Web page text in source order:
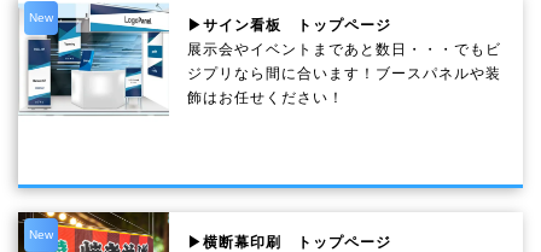
New
▶サイン看板 トップページ
展示会やイベントまであと数日・・・でもビ
ジプリなら間に合います！ブースパネルや装
飾はお任せください！
New
▶横断幕印刷 トップページ